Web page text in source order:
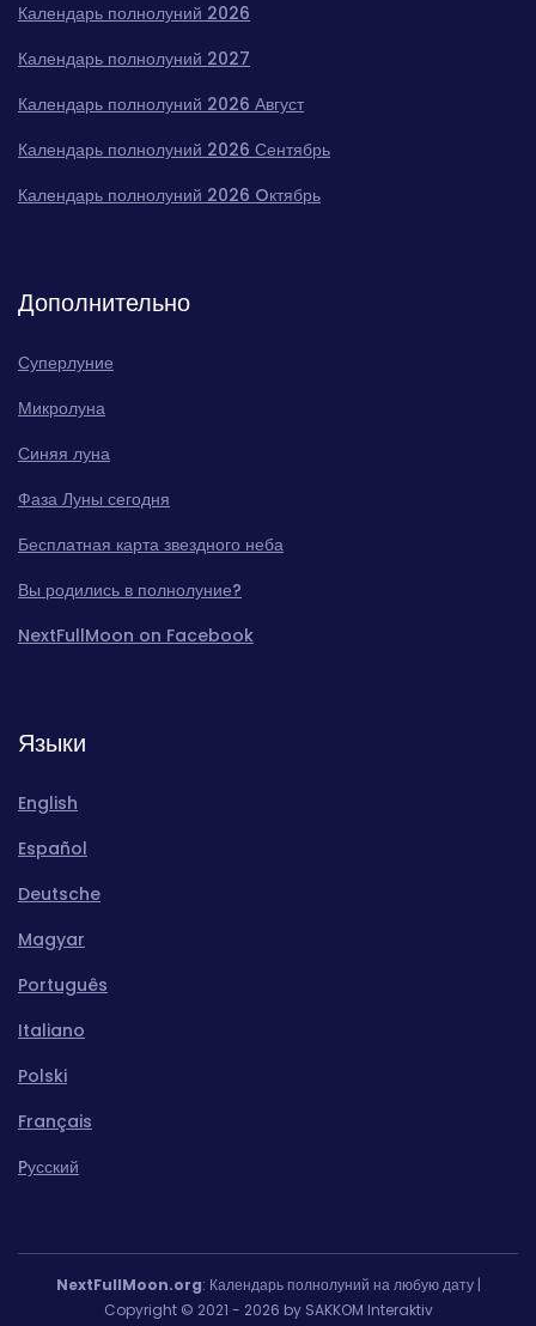
Календарь полнолуний 2026
Календарь полнолуний 2027
Календарь полнолуний 2026 Август
Календарь полнолуний 2026 Сентябрь
Календарь полнолуний 2026 Oктябрь
Дополнительно
Суперлуние
Микролуна
Синяя луна
Фаза Луны сегодня
Бесплатная карта звездного неба
Вы родились в полнолуние?
NextFullMoon on Facebook
Языки
English
Español
Deutsche
Magyar
Português
Italiano
Polski
Français
Pусский
NextFullMoon.org: Календарь полнолуний на любую дату |
Copyright © 2021 - 2026 by SAKKOM Interaktiv